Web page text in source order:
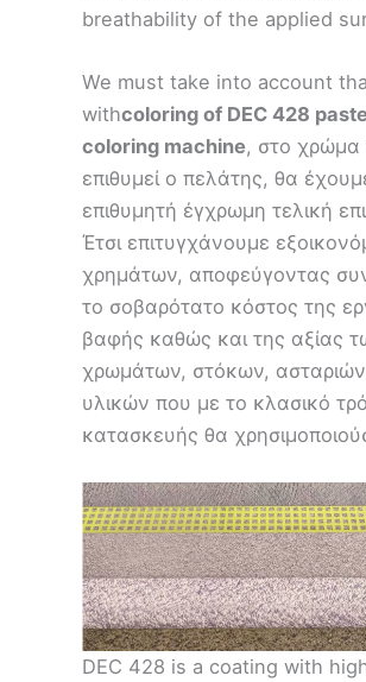
breathability of the applied
We must take into account
withcoloring of DEC 428
coloring machine, στο χρώμα
επιθυμεί ο πελάτης, θα
επιθυμητή έγχρωμη τελική
Έτσι επιτυγχάνουμε
χρημάτων, αποφεύγοντας
το σοβαρότατο κόστος της
βαφής καθώς και της αξίας
χρωμάτων, στόκων,
υλικών που με το κλασικό
κατασκευής θα
DEC 428 is a coating with